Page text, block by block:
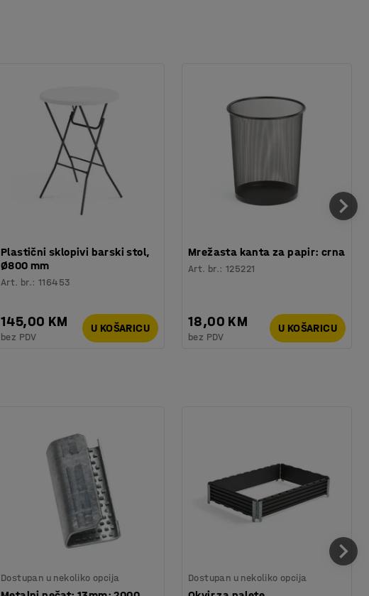
Plastični sklopivi barski stol,
Ø800 mm
Art. br.:116453
145,00 KM
bez PDV
U KOŠARICU
Mrežasta kanta za papir: crna
Art. br.:125221
18,00 KM
bez PDV
U KOŠARICU
Dostupan u nekoliko opcija Dostupan u nekoliko opcija